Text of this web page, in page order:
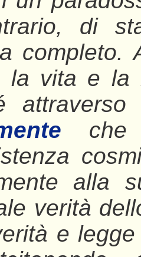
di
completo.
la vita e la
che
alla
verità
e